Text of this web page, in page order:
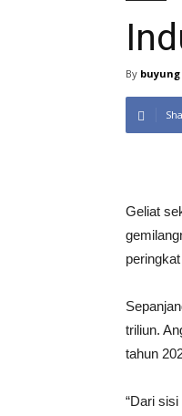
By buyung
Geliat
triliun.
tahun
“Dari